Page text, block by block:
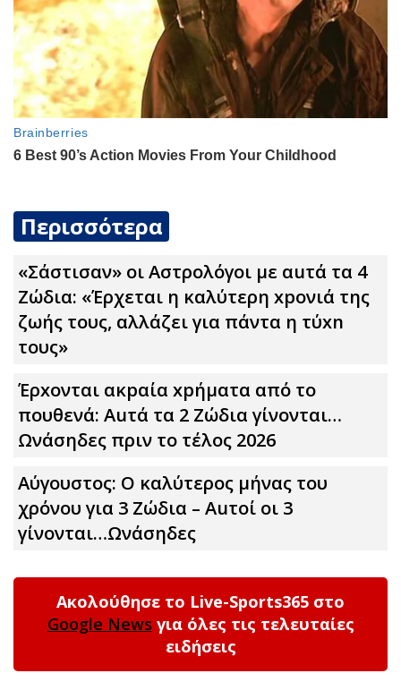
Περισσότερα
«Σάστισαν» οι Αστρολόγοι με αuτά τα 4
Zώδια: «Έρχεται η καλύτερη xpoνιά της
ζωής τους, αλλάζει για πάντα η τύxn
τους»
Έρxoνται ακpαία xpήματα από το
πουθενά: Αuτά τα 2 Zώδια γίνονται…
Ωνάσηδες πριν το τέλος 2026
Αύγουστος: Ο καλύτερος μήνας του
χρόνου για 3 Zώδια – Αuτοί οι 3
γίνονται…Ωνάσηδες
Ακολούθησε το Live-Sports365 στο
Google News για όλες τις τελευταίες
ειδήσεις